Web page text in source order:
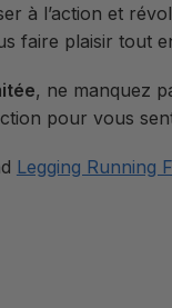
à l’action et
faire plaisir tout
, ne manquez
pour vous
Legging Running